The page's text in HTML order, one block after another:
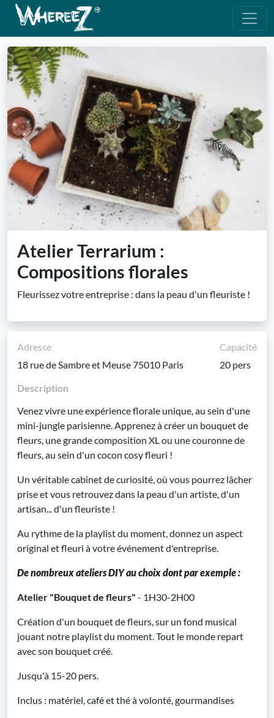
Previous Next
Atelier Terrarium :
Compositions florales
Fleurissez votre entreprise : dans la peau d'un fleuriste !
Adresse
18 rue de Sambre et Meuse 75010 Paris
Capacité
20 pers
Description
Venez vivre une expérience florale unique, au sein d'une
mini-jungle parisienne. Apprenez à créer un bouquet de
fleurs, une grande composition XL ou une couronne de
fleurs, au sein d'un cocon cosy fleuri !
Un véritable cabinet de curiosité, où vous pourrez lâcher
prise et vous retrouvez dans la peau d'un artiste, d'un
artisan... d'un fleuriste !
Au rythme de la playlist du moment, donnez un aspect
original et fleuri à votre événement d'entreprise.
De nombreux ateliers DIY au choix dont par exemple :
Atelier "Bouquet de fleurs" - 1H30-2H00
Création d'un bouquet de fleurs, sur un fond musical
jouant notre playlist du moment. Tout le monde repart
avec son bouquet créé.
Jusqu'à 15-20 pers.
Inclus : matériel, café et thé à volonté, gourmandises